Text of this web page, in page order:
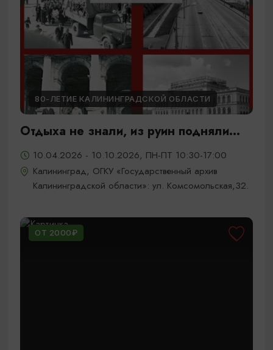
80-ЛЕТИЕ КАЛИНИНГРАДСКОЙ ОБЛАСТИ
Отдыха не знали, из руин подняли...
10.04.2026 - 10.10.2026, ПН-ПТ 10:30-17:00
Калининград, ОГКУ «Государственный архив
Калининградской области»: ул. Комсомольская,32.
ОТ 2000₽